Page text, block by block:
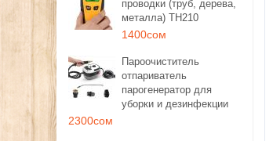
проводки (труб, дерева,
металла) TH210
1400сом
Пароочиститель
отпариватель
парогенератор для
уборки и дезинфекции
2300сом